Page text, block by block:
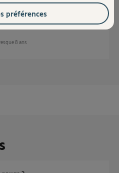
8 ans
préférences